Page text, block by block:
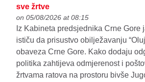
sve žrtve
on 05/08/2026 at 08:15
Iz Kabineta predsjednika Crne Gore
ističu da prisustvo obilježavanju
obaveza Crne Gore. Kako dodaju
politika zahtijeva odmjerenost i
žrtvama ratova na prostoru bivše